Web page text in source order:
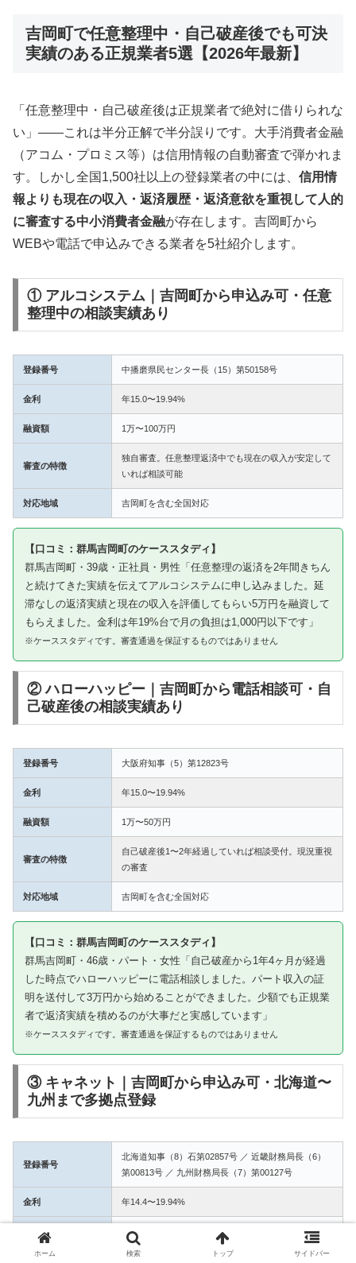
吉岡町で任意整理中・自己破産後でも可決
実績のある正規業者5選【2026年最新】
「任意整理中・自己破産後は正規業者で絶対に借りられな
い」——これは半分正解で半分誤りです。大手消費者金融
（アコム・プロミス等）は信用情報の自動審査で弾かれま
す。しかし全国1,500社以上の登録業者の中には、 信用情
報よりも現在の収入・返済履歴・返済意欲を重視して人的
に審査する中小消費者金融が存在します。吉岡町から
WEBや電話で申込みできる業者を5社紹介します。
① アルコシステム｜吉岡町から申込み可・任意
整理中の相談実績あり
登録番号 中播磨県民センター長（15）第50158号
金利 年15.0〜19.94%
融資額 1万〜100万円
審査の特徴
独自審査。任意整理返済中でも現在の収入が安定して
いれば相談可能
対応地域 吉岡町を含む全国対応
【口コミ：群馬吉岡町のケーススタディ】
群馬吉岡町・39歳・正社員・男性「任意整理の返済を2年間きちん
と続けてきた実績を伝えてアルコシステムに申し込みました。延
滞なしの返済実績と現在の収入を評価してもらい5万円を融資して
もらえました。金利は年19%台で月の負担は1,000円以下です」
※ケーススタディです。審査通過を保証するものではありません
② ハローハッピー｜吉岡町から電話相談可・自
己破産後の相談実績あり
登録番号 大阪府知事（5）第12823号
金利 年15.0〜19.94%
融資額 1万〜50万円
審査の特徴
自己破産後1〜2年経過していれば相談受付。現況重視
の審査
対応地域 吉岡町を含む全国対応
【口コミ：群馬吉岡町のケーススタディ】
群馬吉岡町・46歳・パート・女性「自己破産から1年4ヶ月が経過
した時点でハローハッピーに電話相談しました。パート収入の証
明を送付して3万円から始めることができました。少額でも正規業
者で返済実績を積めるのが大事だと実感しています」
※ケーススタディです。審査通過を保証するものではありません
③ キャネット｜吉岡町から申込み可・北海道〜
九州まで多拠点登録
登録番号
北海道知事（8）石第02857号 ／ 近畿財務局長（6）
第00813号 ／ 九州財務局長（7）第00127号
金利 年14.4〜19.94%
融資額 1万〜50万円
ホーム 検索 トップ サイドバー